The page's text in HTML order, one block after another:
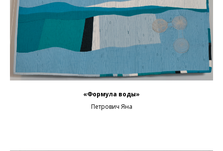
«Формула воды»
Петрович Яна